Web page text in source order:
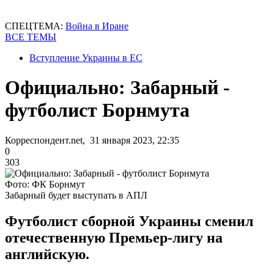
СПЕЦТЕМА: Война в Иране
ВСЕ ТЕМЫ
Вступление Украины в ЕС
Официально: Забарный -
футболист Борнмута
Корреспондент.net, 31 января 2023, 22:35
0
303
Фото: ФК Борнмут
Забарный будет выступать в АПЛ
Футболист сборной Украины сменил
отечественную Премьер-лигу на
английскую.